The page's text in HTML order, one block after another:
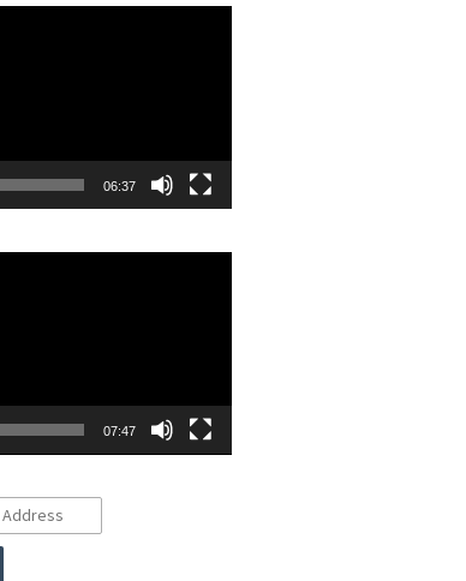
06:37
07:47